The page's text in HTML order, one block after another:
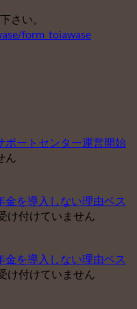
さい。
form_toiawase
ポートセンター運営開始東
申
ん
を導入しない理由ベス
け付けていません
を導入しない理由ベス
け付けていません